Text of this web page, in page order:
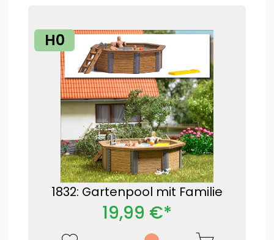
H0
1832: Gartenpool mit Familie
19,99 €*